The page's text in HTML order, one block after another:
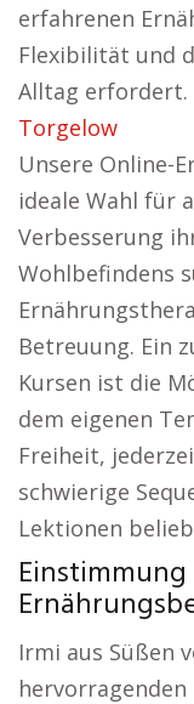
erfahrenen
Flexibilität und
Alltag erfordert.
Torgelow
Unsere Online-
ideale Wahl für
Verbesserung
Wohlbefindens
Betreuung. Ein
Kursen ist die
dem eigenen
Freiheit,
schwierige
Lektionen
Irmi aus Süßen